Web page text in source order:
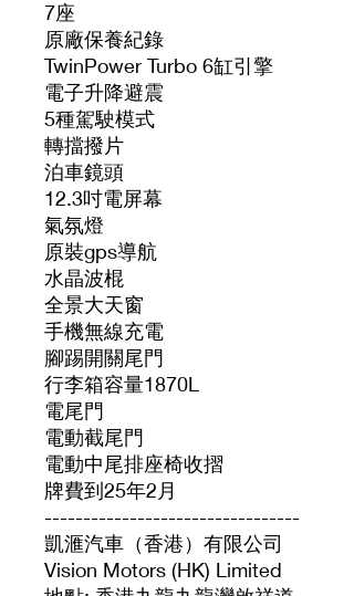
7座
原廠保養紀錄
TwinPower Turbo 6缸引擎
電子升降避震
5種駕駛模式
轉擋撥片
泊車鏡頭
12.3吋電屏幕
氣氛燈
原裝gps導航
水晶波棍
全景大天窗
手機無線充電
腳踢開關尾門
行李箱容量1870L
電尾門
電動截尾門
電動中尾排座椅收摺
牌費到25年2月
---------------------------------
凱滙汽車（香港）有限公司
Vision Motors (HK) Limited